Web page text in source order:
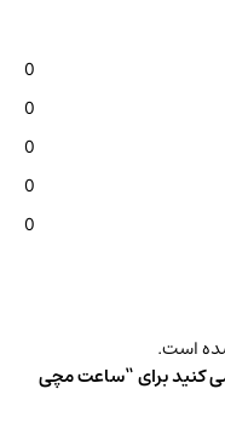
0
0
0
0
0
است.
کنید برای “ساعت مچی